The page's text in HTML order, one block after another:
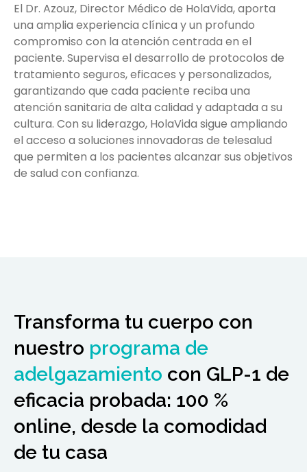
El Dr. Azouz, Director Médico de HolaVida, aporta
una amplia experiencia clínica y un profundo
compromiso con la atención centrada en el
paciente. Supervisa el desarrollo de protocolos de
tratamiento seguros, eficaces y personalizados,
garantizando que cada paciente reciba una
atención sanitaria de alta calidad y adaptada a su
cultura. Con su liderazgo, HolaVida sigue ampliando
el acceso a soluciones innovadoras de telesalud
que permiten a los pacientes alcanzar sus objetivos
de salud con confianza.
Transforma tu cuerpo con
nuestro programa de
adelgazamiento con GLP-1 de
eficacia probada: 100 %
online, desde la comodidad
de tu casa